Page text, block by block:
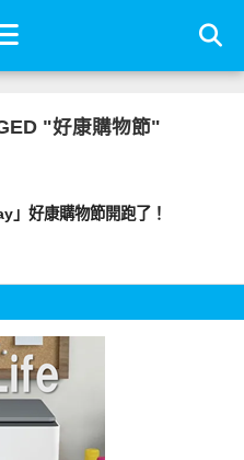
"好康購物節"
」好康購物節開跑了！